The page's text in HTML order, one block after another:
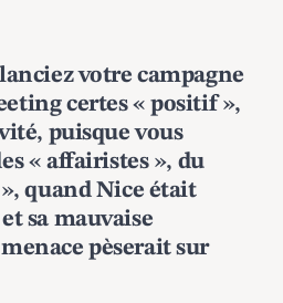
votre campagne
certes « positif »,
puisque vous
« affairistes », du
quand Nice était
sa mauvaise
pèserait sur